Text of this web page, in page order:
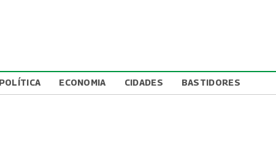
POLÍTICA ECONOMIA CIDADES BASTIDORES